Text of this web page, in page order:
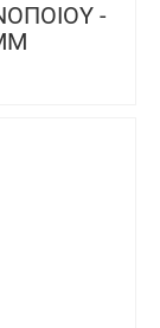
-